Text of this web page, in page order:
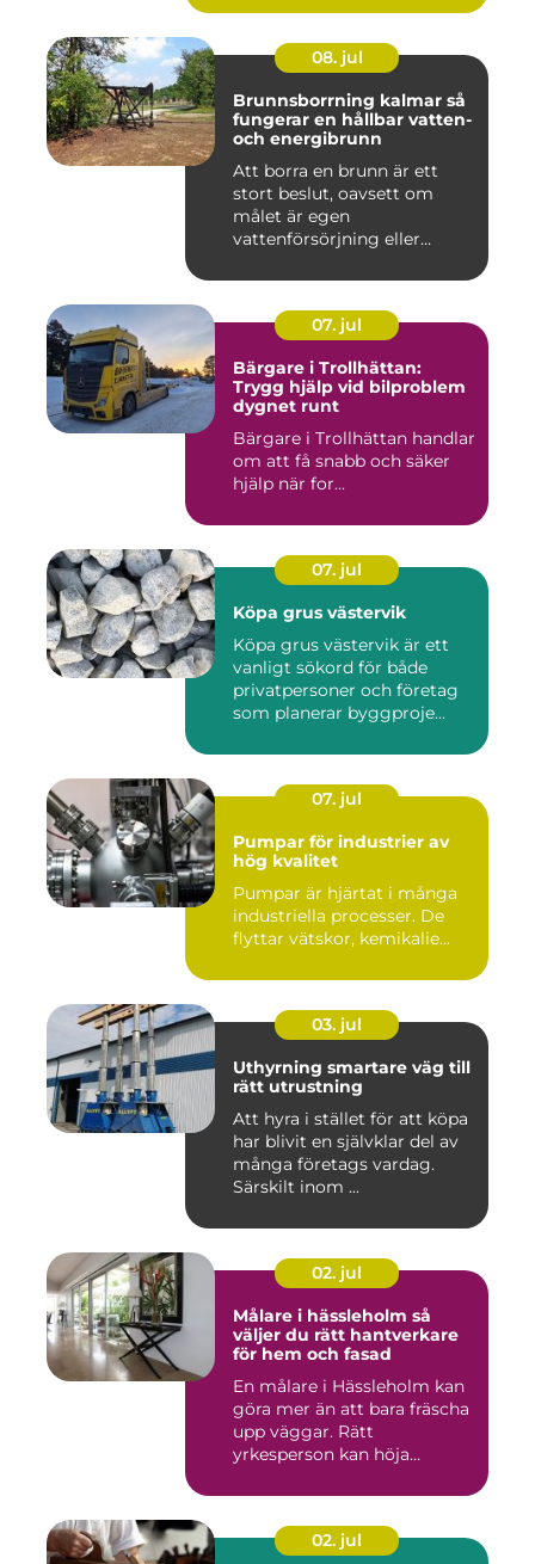
08. jul
Brunnsborrning kalmar så
fungerar en hållbar vatten-
och energibrunn
Att borra en brunn är ett
stort beslut, oavsett om
målet är egen
vattenförsörjning eller
07. jul
Bärgare i Trollhättan:
Trygg hjälp vid bilproblem
dygnet runt
Bärgare i Trollhättan handlar
om att få snabb och säker
hjälp när for...
07. jul
Köpa grus västervik
Köpa grus västervik är ett
vanligt sökord för både
privatpersoner och företag
som planerar byggproje...
07. jul
Pumpar för industrier av
hög kvalitet
Pumpar är hjärtat i många
industriella processer. De
flyttar vätskor, kemikalie...
03. jul
Uthyrning smartare väg till
rätt utrustning
Att hyra i stället för att köpa
har blivit en självklar del av
många företags vardag.
Särskilt inom ...
02. jul
Målare i hässleholm så
väljer du rätt hantverkare
för hem och fasad
En målare i Hässleholm kan
göra mer än att bara fräscha
upp väggar. Rätt
yrkesperson kan höja
02. jul